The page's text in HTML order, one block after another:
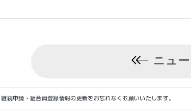
ニュ
継続申請・組合員登録情報の更新をお忘れなくお願いいたします。